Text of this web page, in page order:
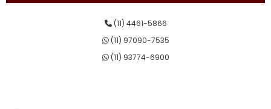
Aluguel plataforma tesoura
Assistência técnica de plataforma elevatória
(11) 4461-5866
(11) 97090-7535
(11) 93774-6900